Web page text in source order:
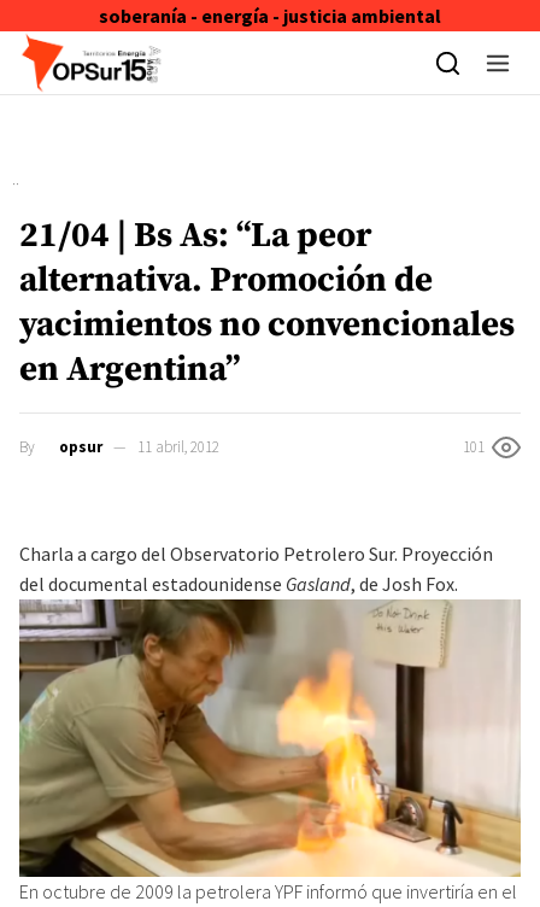
soberanía - energía - justicia ambiental
Skip to content
21/04 | Bs As: “La peor
alternativa. Promoción de
yacimientos no convencionales
en Argentina”
By opsur 11 abril, 2012 101
Charla a cargo del Observatorio Petrolero Sur. Proyección
del documental estadounidense Gasland, de Josh Fox.
En octubre de 2009 la petrolera YPF informó que invertiría en el